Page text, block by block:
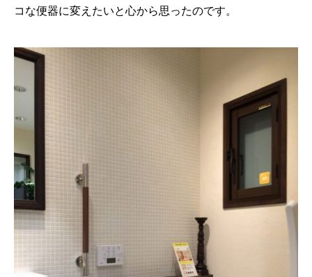
コな便器に変えたいと心から思ったのです。